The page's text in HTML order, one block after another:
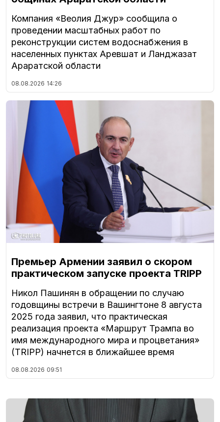
Компания «Веолия Джур» сообщила о
проведении масштабных работ по
реконструкции систем водоснабжения в
населенных пунктах Аревшат и Ланджазат
Араратской области
08.08.2026 14:26
Премьер Армении заявил о скором
практическом запуске проекта TRIPP
Никол Пашинян в обращении по случаю
годовщины встречи в Вашингтоне 8 августа
2025 года заявил, что практическая
реализация проекта «Маршрут Трампа во
имя международного мира и процветания»
(TRIPP) начнется в ближайшее время
08.08.2026 09:51